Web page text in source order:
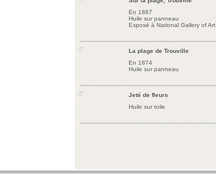
En 1887
Huile sur panneau
Exposé à National Gallery of Art
La plage de Trouville
En 1874
Huile sur panneau
Jeté de fleurs
Huile sur toile